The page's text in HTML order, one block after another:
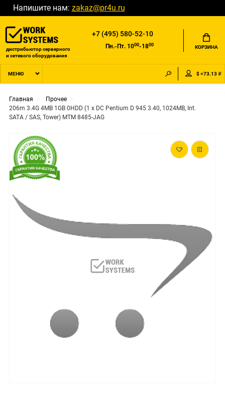
Напишите нам: zakaz@pr4u.ru
дистрибьютор серверного
и сетевого оборудования
+7 (495) 580-52-10
Пн.-Пт. 1000-1800 КОРЗИНА
МЕНЮ $ =73.13 ₽
Главная
Прочее
206m 3.4G 4MB 1GB 0HDD (1 x DC Pentium D 945 3.40, 1024MB, Int.
SATA / SAS, Tower) MTM 8485-JAG